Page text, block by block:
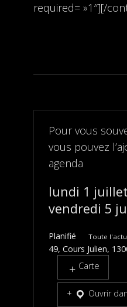
required= »1″][/
Pour vous
vous pouvez
agenda
lundi 1
vendredi 5
Planifié Toute
49, Cours Julien,
Carte
Ouvrir